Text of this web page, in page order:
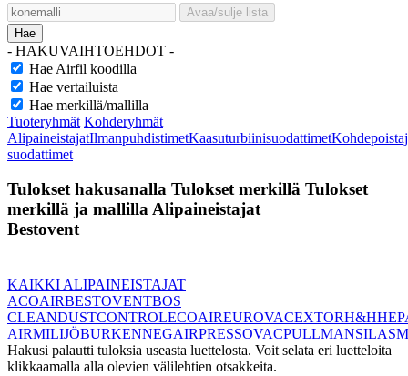
Avaa/sulje lista
Hae
- HAKUVAIHTOEHDOT -
Hae Airfil koodilla
Hae vertailuista
Hae merkillä/mallilla
Tuoteryhmät Kohderyhmät
AlipaineistajatIlmanpuhdistimetKaasuturbiinisuodattimet
suodattimet
Tulokset hakusanalla Tulokset merkillä Tulokset
merkillä ja mallillaAlipaineistajat
Bestovent
KAIKKI ALIPAINEISTAJAT
ACOAIRBESTOVENTBOS
CLEANDUSTCONTROLECOAIREUROVACEXTORH&H
AIRMILIJÖBURKENNEGAIRPRESSOVACPULLMANSILA
Hakusi palautti tuloksia useasta luettelosta. Voit selata eri luetteloita
klikkaamalla alla olevien välilehtien otsakkeita.